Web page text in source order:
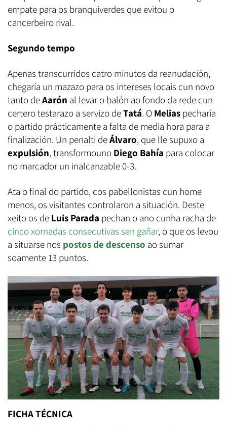
empate para os branquiverdes que evitou o
cancerbeiro rival.
Segundo tempo
Apenas transcurridos catro minutos da reanudación,
chegaría un mazazo para os intereses locais cun novo
tanto deAarón al levar o balón ao fondo da rede cun
certero testarazo a servizo deTatá. O Melias pecharía
o partido prácticamente a falta de media hora para a
finalización. Un penalti deÁlvaro, que lle supuxo a
expulsión, transformouno Diego Bahía para colocar
no marcador un inalcanzable 0-3.
Ata o final do partido, cos pabellonistas cun home
menos, os visitantes controlaron a situación. Deste
xeito os de Luis Parada pechan o ano cunha racha de
cinco xornadas consecutivas sen gañar, o que os levou
a situarse nos postos de descenso ao sumar
soamente 13 puntos.
FICHA TÉCNICA